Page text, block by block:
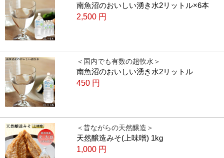
南魚沼のおいしい湧き水2リットル×6本
2,500 円
＜国内でも有数の超軟水＞
南魚沼のおいしい湧き水2リットル
450 円
＜昔ながらの天然醸造＞
天然醸造みそ(上味噌) 1kg
1,000 円